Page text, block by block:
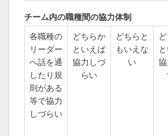
チーム内の職種間の協力体制
各職種の
リーダー
へ話を通
したり規
則がある
等で協力
しづらい
どちらか
といえば
協力しづ
らい
どちらと
もいえな
い